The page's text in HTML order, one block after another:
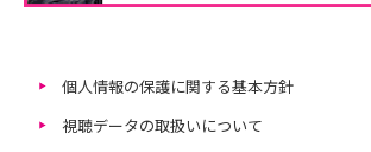
個人情報の保護に関する基本方針
視聴データの取扱いについて